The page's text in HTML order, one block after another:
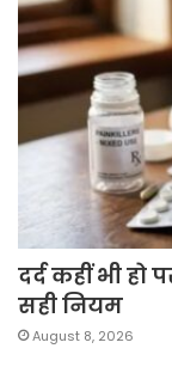
दर्द कहीं भी
सही नियम
August 8, 2026